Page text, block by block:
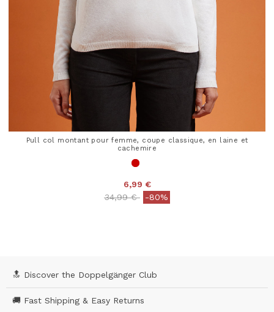
Pull col montant pour femme, coupe classique, en laine et
cachemire
6,99 €
Price reduced from
34,99 €to-80%
🔝 Discover the Doppelgänger Club
🚚 Fast Shipping & Easy Returns